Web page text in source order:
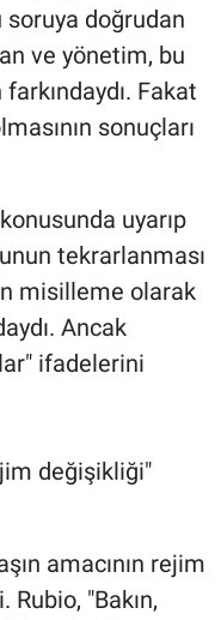
doğrudan
ve yönetim, bu
Fakat
sonuçları
uyarıp
tekrarlanması
misilleme olarak
Ancak
ifadelerini
değişikliği"
amacının rejim
Rubio, "Bakın,